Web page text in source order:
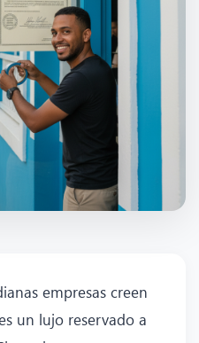
empresas creen
un lujo reservado a